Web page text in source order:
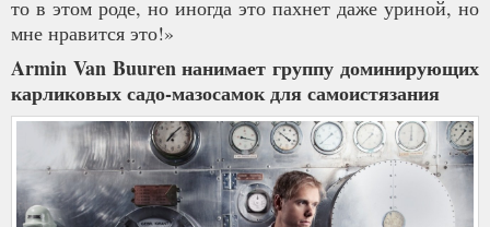
то в этом роде, но иногда это пахнет даже уриной, но
мне нравится это!»
Armin Van Buuren нанимает группу доминирующих
карликовых садо-мазосамок для самоистязания